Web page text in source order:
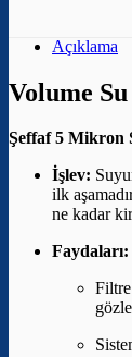
Açıklama
Volume
Şeffaf 5 Mikron
İşlev:
ilk
ne kadar
Faydaları:
Filtre